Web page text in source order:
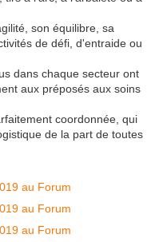
son équilibre, sa
de défi, d'entraide ou
dans chaque secteur ont
aux préposés aux soins
coordonnée, qui
de la part de toutes